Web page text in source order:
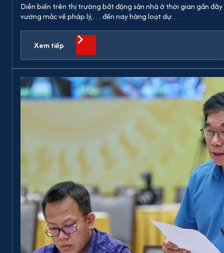
Diễn biến trên thị trường bất động sản nhà ở thời gian gần
vướng mắc về pháp lý,… đến nay hàng loạt dự…
Xem tiếp